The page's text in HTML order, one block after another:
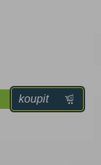
koupit